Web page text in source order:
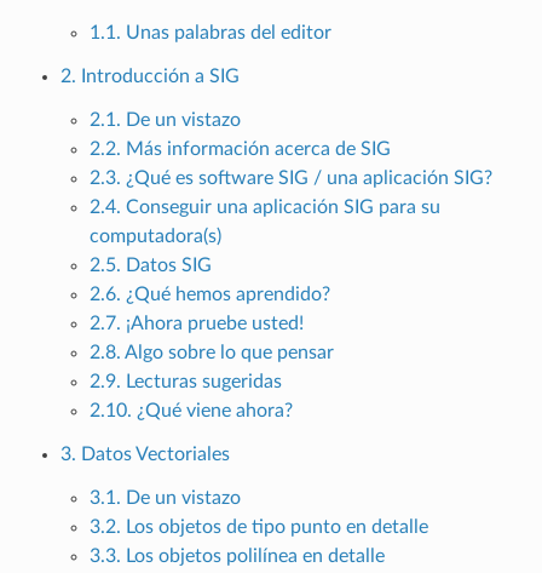
1.1. Unas palabras del editor
2. Introducción a SIG
2.1. De un vistazo
2.2. Más información acerca de SIG
2.3. ¿Qué es software SIG / una aplicación SIG?
2.4. Conseguir una aplicación SIG para su
computadora(s)
2.5. Datos SIG
2.6. ¿Qué hemos aprendido?
2.7. ¡Ahora pruebe usted!
2.8. Algo sobre lo que pensar
2.9. Lecturas sugeridas
2.10. ¿Qué viene ahora?
3. Datos Vectoriales
3.1. De un vistazo
3.2. Los objetos de tipo punto en detalle
3.3. Los objetos polilínea en detalle